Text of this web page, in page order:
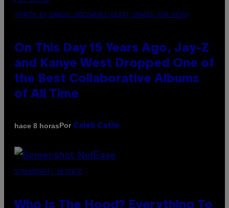
(PHOTO BY DANIEL BOCZARSKI/GETTY IMAGES FOR VEVO)
On This Day 15 Years Ago, Jay-Z
and Kanye West Dropped One of
the Best Collaborative Albums
of All Time
hace 8 horasPor Caleb Catlin
SCREENSHOT: NETEASE
Who Is The Hood? Everything To